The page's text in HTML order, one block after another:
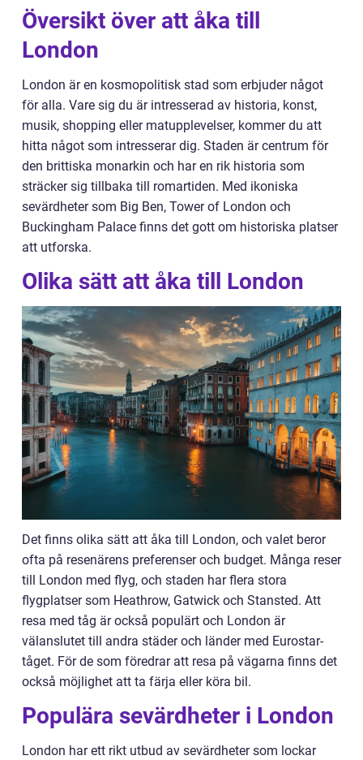
Översikt över att åka till
London
London är en kosmopolitisk stad som erbjuder något
för alla. Vare sig du är intresserad av historia, konst,
musik, shopping eller matupplevelser, kommer du att
hitta något som intresserar dig. Staden är centrum för
den brittiska monarkin och har en rik historia som
sträcker sig tillbaka till romartiden. Med ikoniska
sevärdheter som Big Ben, Tower of London och
Buckingham Palace finns det gott om historiska platser
att utforska.
Olika sätt att åka till London
Det finns olika sätt att åka till London, och valet beror
ofta på resenärens preferenser och budget. Många reser
till London med flyg, och staden har flera stora
flygplatser som Heathrow, Gatwick och Stansted. Att
resa med tåg är också populärt och London är
välanslutet till andra städer och länder med Eurostar-
tåget. För de som föredrar att resa på vägarna finns det
också möjlighet att ta färja eller köra bil.
Populära sevärdheter i London
London har ett rikt utbud av sevärdheter som lockar